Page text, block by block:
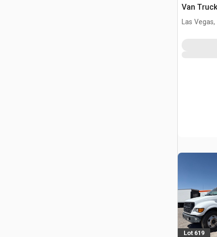
Van Truck
Las Vegas,
Lot 619